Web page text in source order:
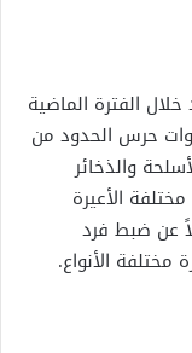
الفترة الماضية
حرس الحدود من
والذخائر
سلاح و(4322) طلقة مختلفة الأعيرة
عن ضبط فرد